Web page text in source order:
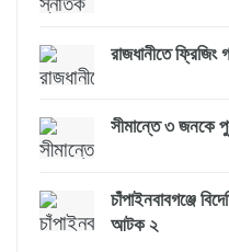
রাজধানীতে ফ্রিজিং
সীমান্তে ৩ জনকে
চাঁপাইনবাবগঞ্জে
আটক ২